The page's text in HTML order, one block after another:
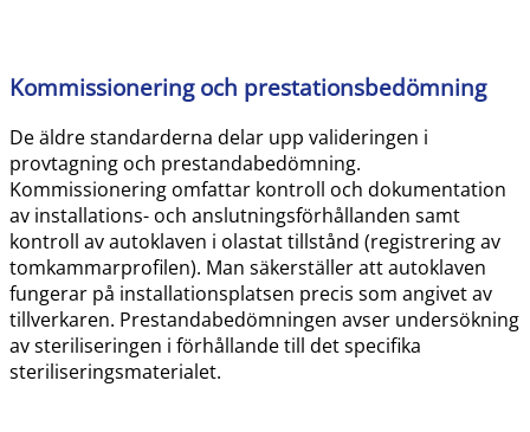
Kommissionering och prestationsbedömning
De äldre standarderna delar upp valideringen i
provtagning och prestandabedömning.
Kommissionering omfattar kontroll och dokumentation
av installations- och anslutningsförhållanden samt
kontroll av autoklaven i olastat tillstånd (registrering av
tomkammarprofilen). Man säkerställer att autoklaven
fungerar på installationsplatsen precis som angivet av
tillverkaren. Prestandabedömningen avser undersökning
av steriliseringen i förhållande till det specifika
steriliseringsmaterialet.